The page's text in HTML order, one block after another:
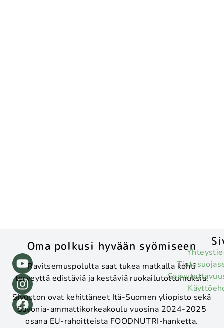
Oma polkusi hyvään syömiseen
Ravitsemuspolulta saat tukea matkalla kohti
terveyttä edistäviä ja kestäviä ruokailutottumuksia.
Sivuston ovat kehittäneet Itä-Suomen yliopisto sekä
Savonia-ammattikorkeakoulu vuosina 2024-2025
osana EU-rahoitteista FOODNUTRI-hanketta.